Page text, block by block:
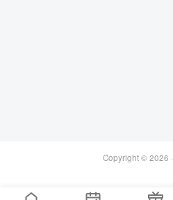
Copyright © 2026 ·